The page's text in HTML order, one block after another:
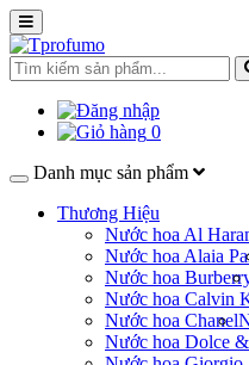
0
Danh mục sản phẩm
Thương Hiệu
Nước hoa Al
Nước hoa Alaia
Nước hoa
Nước hoa Calvin
Nước hoa Chanel
Nước hoa Dolce